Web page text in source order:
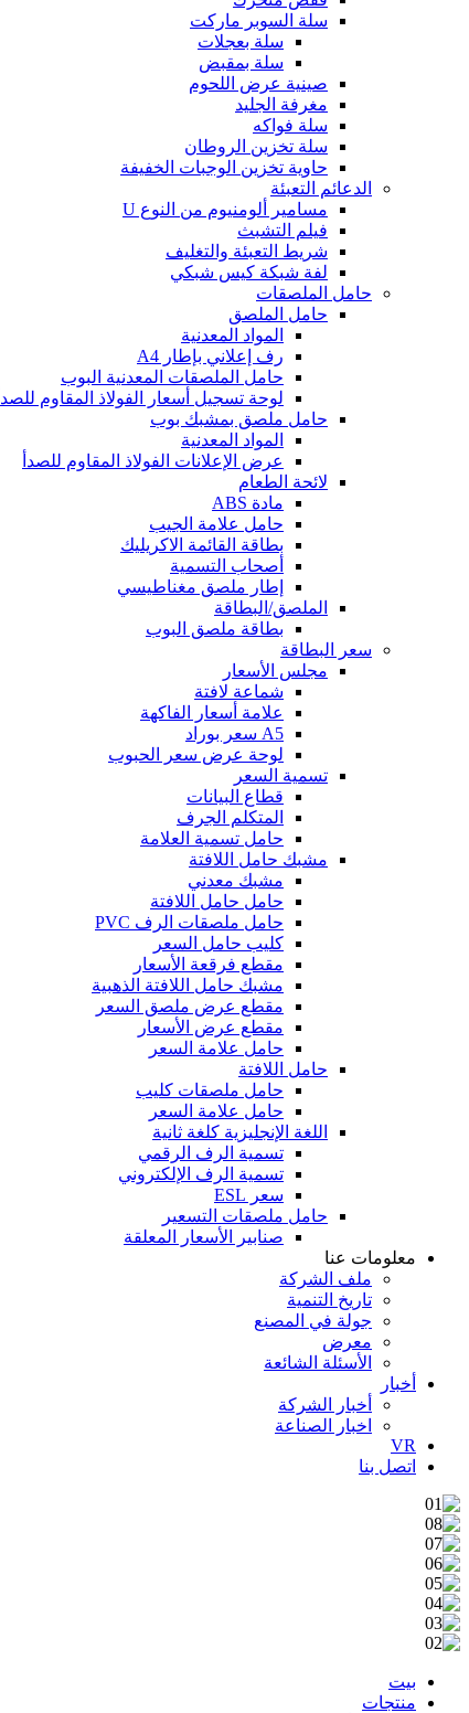
سلة السوبر ماركت
سلة بعجلات
سلة بمقبض
صينية عرض اللحوم
مغرفة الجليد
سلة فواكه
سلة تخزين الروطان
حاوية تخزين الوجبات الخفيفة
الدعائم التعبئة
مسامير ألومنيوم من النوع U
فيلم التشبث
شريط التعبئة والتغليف
لفة شبكة كيس شبكي
حامل الملصقات
حامل الملصق
المواد المعدنية
رف إعلاني بإطار A4
حامل الملصقات المعدنية البوب
لوحة تسجيل أسعار الفولاذ المقاوم للصدأ
حامل ملصق بمشبك بوب
المواد المعدنية
عرض الإعلانات الفولاذ المقاوم للصدأ
لائحة الطعام
مادة ABS
حامل علامة الجيب
بطاقة القائمة الاكريليك
أصحاب التسمية
إطار ملصق مغناطيسي
الملصق/البطاقة
بطاقة ملصق البوب
سعر البطاقة
مجلس الأسعار
شماعة لافتة
علامة أسعار الفاكهة
A5 سعر بوراد
لوحة عرض سعر الحبوب
تسمية السعر
قطاع البيانات
المتكلم الجرف
حامل تسمية العلامة
مشبك حامل اللافتة
مشبك معدني
حامل حامل اللافتة
حامل ملصقات الرف PVC
كليب حامل السعر
مقطع فرقعة الأسعار
مشبك حامل اللافتة الذهبية
مقطع عرض ملصق السعر
مقطع عرض الأسعار
حامل علامة السعر
حامل اللافتة
حامل ملصقات كليب
حامل علامة السعر
اللغة الإنجليزية كلغة ثانية
تسمية الرف الرقمي
تسمية الرف الإلكتروني
سعر ESL
حامل ملصقات التسعير
صنابير الأسعار المعلقة
معلومات عنا
ملف الشركة
تاريخ التنمية
جولة في المصنع
معرض
الأسئلة الشائعة
أخبار
أخبار الشركة
اخبار الصناعة
VR
اتصل بنا
بيت
منتجات